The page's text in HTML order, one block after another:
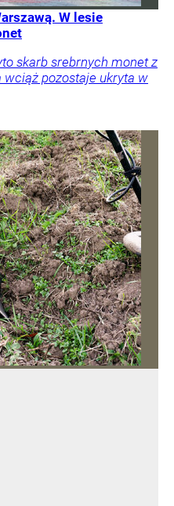
W lesie
skarb srebrnych monet z
wciąż pozostaje ukryta w